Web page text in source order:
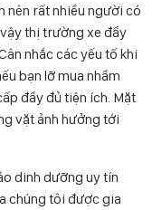
nên rất nhiều người có
thị trường xe đẩy
nhắc các yếu tố khi
bạn lỡ mua nhầm
đầy đủ tiện ích. Mặt
vặt ảnh hưởng tới
dinh dưỡng uy tín
chúng tôi được gia